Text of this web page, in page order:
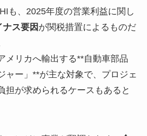
も、2025年度の営業利益に関し
ス要因 が関税措置によるものだ
メリカへ輸出する**自動車部品
ャー」**が主な対象で、プロジェ
担が求められるケースもあると